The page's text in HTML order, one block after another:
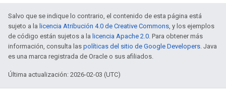
Salvo que se indique lo contrario, el contenido de esta página está
sujeto a la licencia Atribución 4.0 de Creative Commons, y los ejemplos
de código están sujetos a la licencia Apache 2.0. Para obtener más
información, consulta las políticas del sitio de Google Developers. Java
es una marca registrada de Oracle o sus afiliados.
Última actualización: 2026-02-03 (UTC)